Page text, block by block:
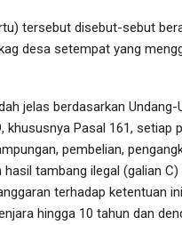
tersebut disebut-sebut
desa setempat yang
jelas berdasarkan
khususnya Pasal 161, setiap
pembelian,
hasil tambang ilegal (galian
terhadap ketentuan
hingga 10 tahun dan